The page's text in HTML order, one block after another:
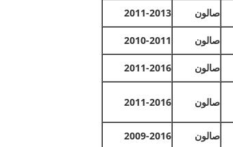
صالون
2011-2013
صالون
2010-2011
صالون
2011-2016
صالون 2011-2016
صالون
2009-2016